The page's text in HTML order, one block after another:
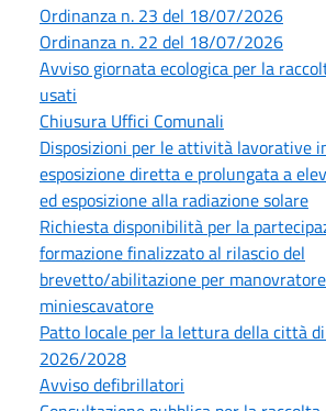
Ordinanza n. 23 del 18/07/2026
Ordinanza n. 22 del 18/07/2026
Avviso giornata ecologica per la
usati
Chiusura Uffici Comunali
Disposizioni per le attività lavorative
esposizione diretta e prolungata a
ed esposizione alla radiazione solare
Richiesta disponibilità per la
formazione finalizzato al rilascio del
brevetto/abilitazione per
miniescavatore
Patto locale per la lettura della città
2026/2028
Avviso defibrillatori